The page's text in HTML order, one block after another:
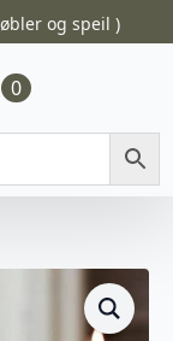
og speil )
0